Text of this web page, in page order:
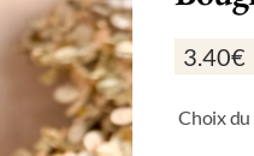
3.40€
Choix du